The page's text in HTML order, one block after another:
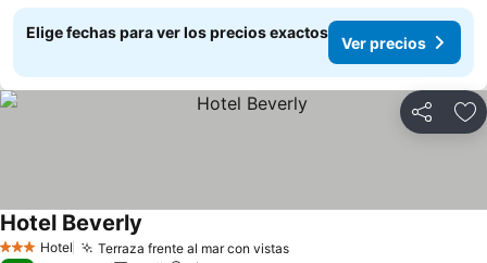
Elige fechas para ver los precios exactos
Ver precios
Compartir
3 Estrellas
Hotel Terraza frente al mar con vistasVer precios
Hotel Beverly